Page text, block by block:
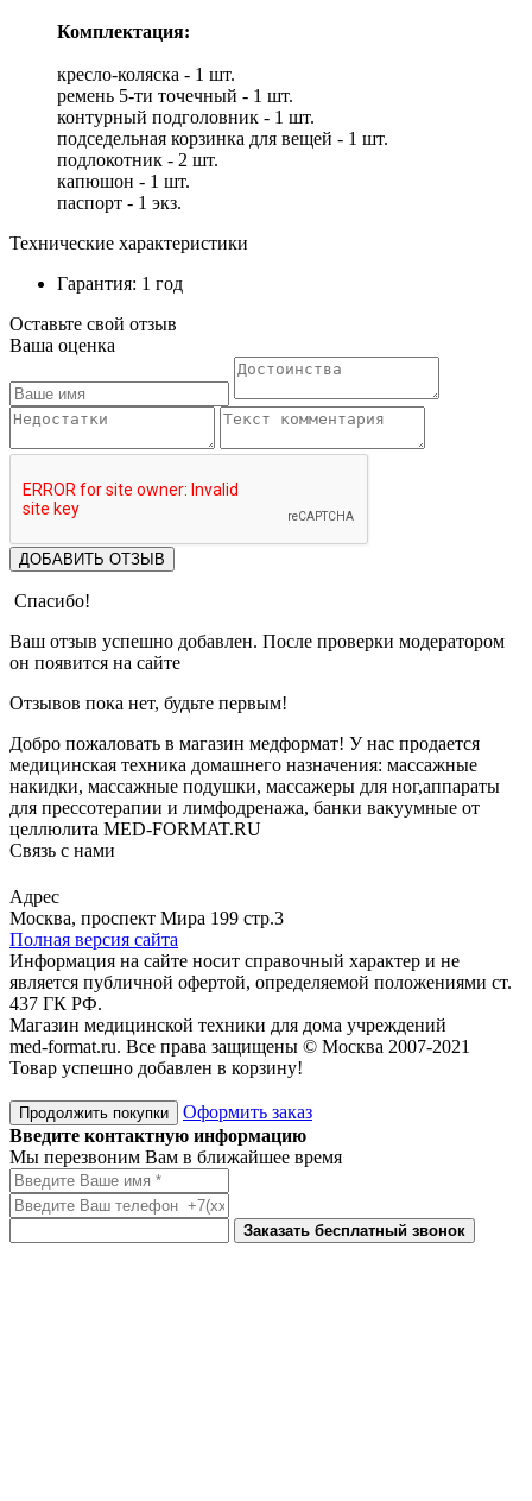
Комплектация:
кресло-коляска - 1 шт.
ремень 5-ти точечный - 1 шт.
контурный подголовник - 1 шт.
подседельная корзинка для вещей - 1 шт.
подлокотник - 2 шт.
капюшон - 1 шт.
паспорт - 1 экз.
Технические характеристики
Гарантия: 1 год
Оставьте свой отзыв
Ваша оценка
ДОБАВИТЬ ОТЗЫВ
Спасибо!
Ваш отзыв успешно добавлен. После проверки модератором
он появится на сайте
Отзывов пока нет, будьте первым!
Добро пожаловать в магазин медформат! У нас продается
медицинская техника домашнего назначения: массажные
накидки, массажные подушки, массажеры для ног,аппараты
для прессотерапии и лимфодренажа, банки вакуумные от
целлюлита MED-FORMAT.RU
Связь с нами
Адрес
Москва, проспект Мира 199 стр.3
Полная версия сайта
Информация на сайте носит справочный характер и не
является публичной офертой, определяемой положениями ст.
437 ГК РФ.
Магазин медицинской техники для дома учреждений
med-format.ru. Все права защищены © Москва 2007-2021
Товар успешно добавлен в корзину!
Продолжить покупки
Оформить заказ
Введите контактную информацию
Мы перезвоним Вам в ближайшее время
Заказать бесплатный звонок